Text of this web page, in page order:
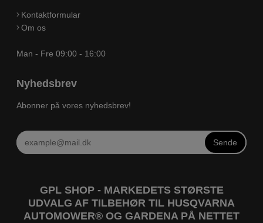
Kontaktformular
Om os
Man - Fre 09:00 - 16:00
Nyhedsbrev
Abonner på vores nyhedsbrev!
Sende
GPL SHOP - MARKEDETS STØRSTE
UDVALG AF TILBEHØR TIL HUSQVARNA
AUTOMOWER® OG GARDENA PÅ NETTET